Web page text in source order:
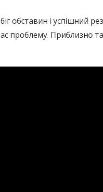
обставин і успішний
проблему. Приблизно